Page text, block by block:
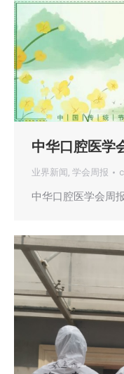
中华口腔医学
业界新闻 , 学会周报
中华口腔医学会周